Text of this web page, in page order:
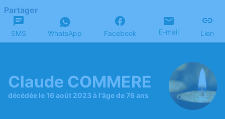
Partager
SMS WhatsApp Facebook E-mail Lien
Claude COMMERE
décédée le 16 août 2023 à l'âge de 76 ans